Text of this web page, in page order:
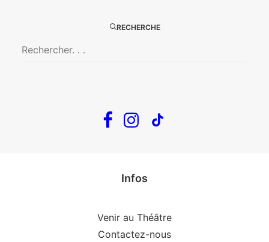
RECHERCHE
Confidences d’un illusionniste
Infos
Venir au Théâtre
Contactez-nous